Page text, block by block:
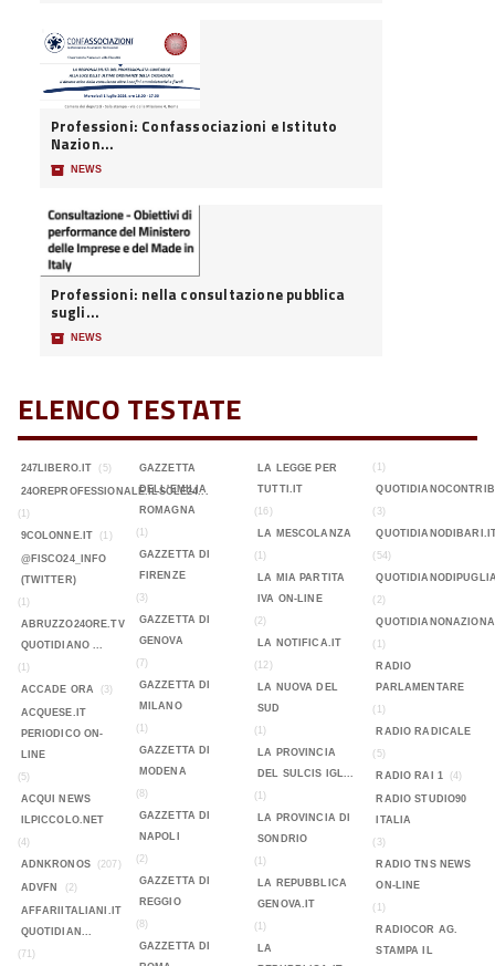
Professioni: Confassociazioni e Istituto
Nazion...
📦 NEWS
Professioni: nella consultazione pubblica
sugli...
📦 NEWS
ELENCO TESTATE
247LIBERO.IT (5)
24OREPROFESSIONALE.ILSOLE24...
(1)
9COLONNE.IT
(1)
@FISCO24_INFO
(TWITTER)
(1)
ABRUZZO24ORE.TV
QUOTIDIANO ...
(1)
ACCADE ORA
(3)
ACQUESE.IT
PERIODICO ON-
LINE
(5)
ACQUI NEWS
ILPICCOLO.NET
(4)
ADNKRONOS
(207)
ADVFN (2)
AFFARIITALIANI.IT
QUOTIDIAN...
(71)
GAZZETTA
DELL'EMILIA
ROMAGNA
(1)
GAZZETTA DI
FIRENZE
(3)
GAZZETTA DI
GENOVA
(7)
GAZZETTA DI
MILANO
(1)
GAZZETTA DI
MODENA
(8)
GAZZETTA DI
NAPOLI
(2)
GAZZETTA DI
REGGIO
(8)
GAZZETTA DI
LA LEGGE PER
TUTTI.IT
(16)
LA MESCOLANZA
(1)
LA MIA PARTITA
IVA ON-LINE
(2)
LA NOTIFICA.IT
(12)
LA NUOVA DEL
SUD
(1)
LA PROVINCIA
DEL SULCIS IGL...
(1)
LA PROVINCIA DI
SONDRIO
(1)
LA REPUBBLICA
GENOVA.IT
(1)
LA
(1)
(3)
(54)
(2)
(1)
RADIO
PARLAMENTARE
(1)
RADIO RADICALE
(5)
RADIO RAI 1
(4)
RADIO STUDIO90
ITALIA
(3)
RADIO TNS NEWS
ON-LINE
(1)
RADIOCOR AG.
STAMPA IL